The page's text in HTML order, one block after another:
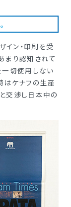
イン・印刷を受
まり認知されて
一切使用しない
はケナフの生産
交渉し日本中の